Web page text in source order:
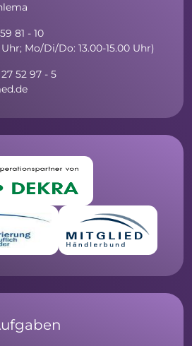
81 - 10
Mo/Di/Do: 13.00-15.00 Uhr)
52 97 - 5